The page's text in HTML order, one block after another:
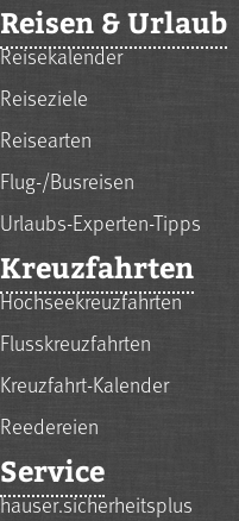
Reisen & Urlaub
Reisekalender
Reiseziele
Reisearten
Flug-/Busreisen
Urlaubs-Experten-Tipps
Kreuzfahrten
Hochseekreuzfahrten
Flusskreuzfahrten
Kreuzfahrt-Kalender
Reedereien
Service
hauser.sicherheitsplus